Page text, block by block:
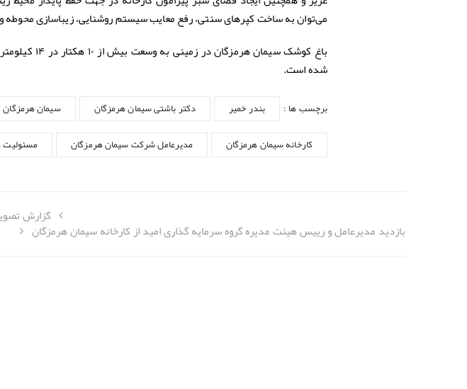
می‌توان به ساخت کپرهای سنتی، رفع معایب سیستم روشنایی، زیباسازی محوطه
باغ کوشک
شده است.
برچسب ها : بندر خمیر دکتر باشتی سیمان هرمزگان سیمان هرمزگان
کارخانه سیمان هرمزگان مدیرعامل شرکت سیمان هرمزگان مسئولیت
گزارش تصویری از
بازدید مدیرعامل و رییس هیئت مدیره گروه سرمایه گذاری امید از کارخانه سیمان هرمزگان